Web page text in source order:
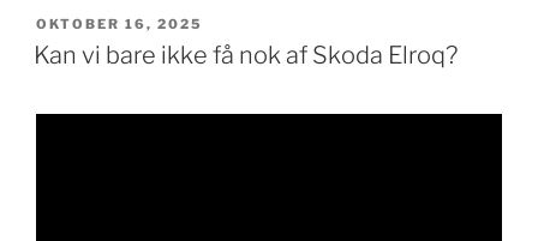
UDGIVET
DEN
OKTOBER 16, 2025
Kan vi bare ikke få nok af Skoda Elroq?